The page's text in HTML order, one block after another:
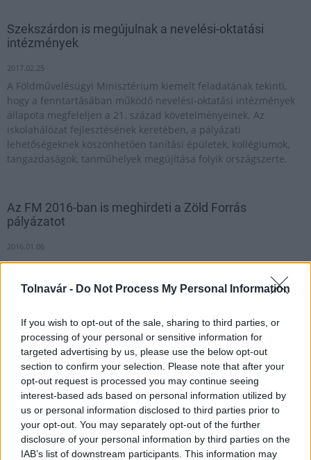
Tolnavár - Do Not Process My Personal Information
If you wish to opt-out of the sale, sharing to third parties, or
processing of your personal or sensitive information for
targeted advertising by us, please use the below opt-out
section to confirm your selection. Please note that after your
opt-out request is processed you may continue seeing
interest-based ads based on personal information utilized by
us or personal information disclosed to third parties prior to
your opt-out. You may separately opt-out of the further
disclosure of your personal information by third parties on the
IAB’s list of downstream participants. This information may
Szekszárdon is megújulnak a nevelési-oktatási
intézmények
2017.02.25
A Földművelésügyi Minisztérium kiemelt feladatának tekinti,
hogy a fenntartásában működő nevelési-oktatási intézmények
állapota megfeleljen a 21. század követelményeinek. Az
iskolahálózat fejlesztésének keretében, a pályázati
lehetőségeknek köszönhetően tanítási épületek, kollégiumok,
tangazdaságok, tanműhelyek megújítása folyik országszerte.
Az FM 2016-ban is meghirdeti a Zöld Forrás
pályázatot
2016.01.06
Huszonkét milliárd forint értékben exportáltak magyar
2016.03.09
1
HÍRLEVÉL